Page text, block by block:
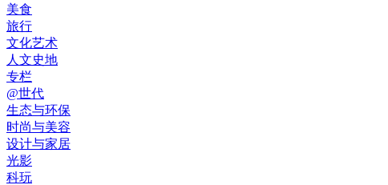
美食
旅行
文化艺术
人文史地
专栏
@世代
生态与环保
时尚与美容
设计与家居
光影
科玩